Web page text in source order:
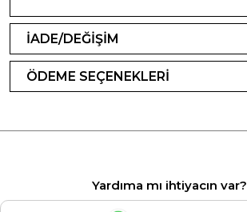
İADE/DEĞİŞİM
ÖDEME SEÇENEKLERİ
Yardıma mı ihtiyacın var?